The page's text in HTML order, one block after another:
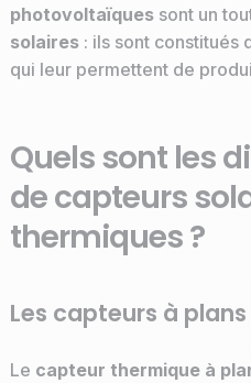
photovoltaïquessont un
solaires: ils sont constitués
qui leur permettent de
Quels sont les
de capteurs
thermiques ?
Les capteurs à
Le capteur thermique à